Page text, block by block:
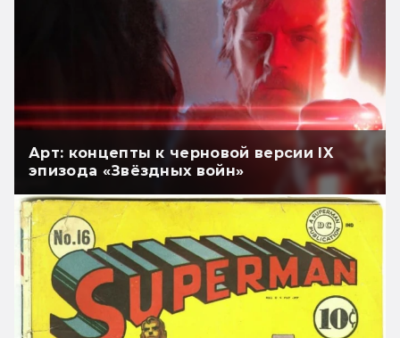
Арт: концепты к черновой версии IX
эпизода «Звёздных войн»